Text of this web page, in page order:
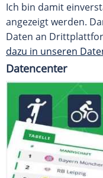
Ich bin damit
angezeigt werden.
Daten an
dazu in unseren
Datencenter